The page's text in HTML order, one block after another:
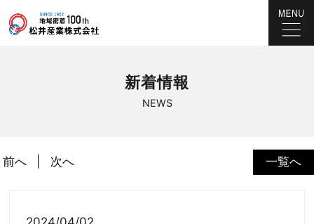
NEWS
新着情報
一覧へ
前へ 次へ